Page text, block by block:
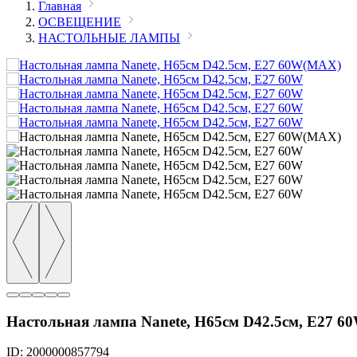
Главная
ОСВЕЩЕНИЕ
НАСТОЛЬНЫЕ ЛАМПЫ
Настольная лампа Nanete, H65см D42.5см, E27
ID: 2000000857794